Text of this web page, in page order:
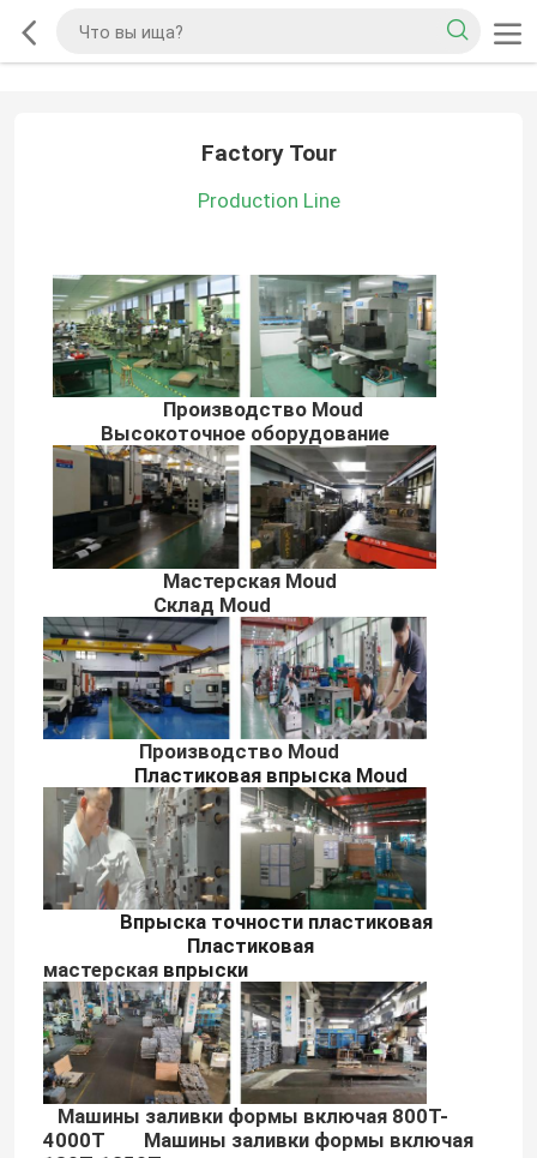
Factory Tour
Production Line
Производство Moud
Высокоточное оборудование
Мастерская Moud
Склад Moud
Производство Moud
Пластиковая впрыска Moud
Впрыска точности пластиковая
Пластиковая
мастерская впрыски
Машины заливки формы включая 800T-
4000T Машины заливки формы включая